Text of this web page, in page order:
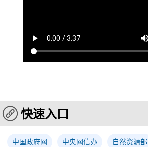
快速入口
中国政府网 中央网信办 自然资源部